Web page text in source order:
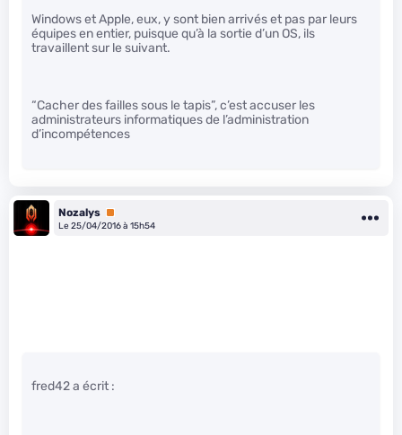
Windows et Apple, eux, y sont bien arrivés et pas par leurs
équipes en entier, puisque qu’à la sortie d’un OS, ils
travaillent sur le suivant.
“Cacher des failles sous le tapis”, c’est accuser les
administrateurs informatiques de l’administration
d’incompétences
Nozalys Premium
Le 25/04/2016 à 15h54
fred42 a écrit :